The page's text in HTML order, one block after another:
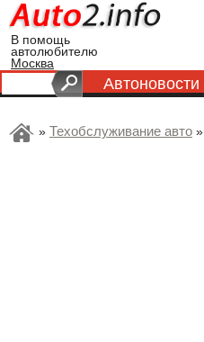
В помощь
автолюбителю
Москва
Автоновости
» Техобслуживание авто »